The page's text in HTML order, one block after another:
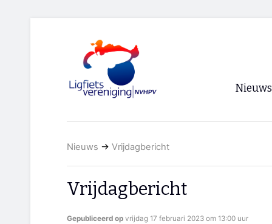
Nieuws
Nieuws → Vrijdagbericht
Vrijdagbericht
Gepubliceerd op vrijdag 17 februari 2023 om 13:00 uur